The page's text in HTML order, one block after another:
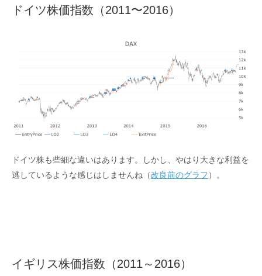
ドイツ株価指数（2011〜2016）
ドイツ株も些細な違いはあります。しかし、やはり大きな利益を
逃しているような感じはしませんね（改良前のグラフ）。
イギリス株価指数（2011～2016）